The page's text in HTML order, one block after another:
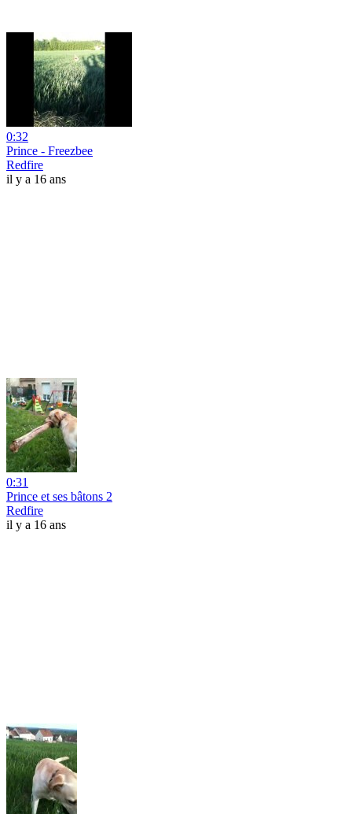
0:32
Prince - Freezbee
Redfire
il y a 16 ans
0:31
Prince et ses bâtons 2
Redfire
il y a 16 ans